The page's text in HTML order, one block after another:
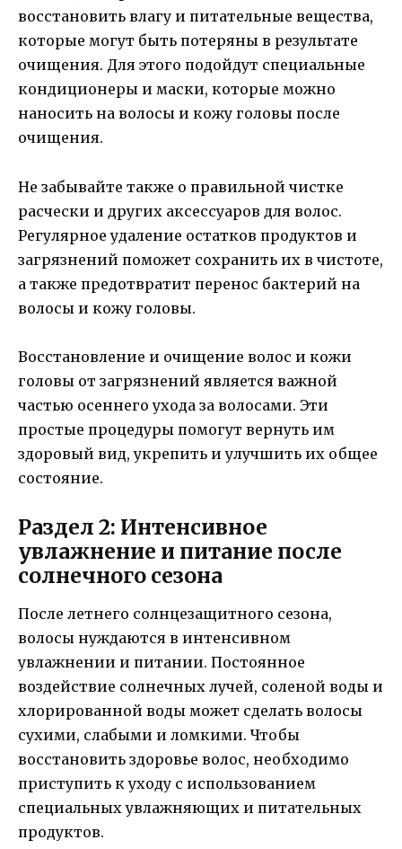
восстановить влагу и питательные вещества,
которые могут быть потеряны в результате
очищения. Для этого подойдут специальные
кондиционеры и маски, которые можно
наносить на волосы и кожу головы после
очищения.
Не забывайте также о правильной чистке
расчески и других аксессуаров для волос.
Регулярное удаление остатков продуктов и
загрязнений поможет сохранить их в чистоте,
а также предотвратит перенос бактерий на
волосы и кожу головы.
Восстановление и очищение волос и кожи
головы от загрязнений является важной
частью осеннего ухода за волосами. Эти
простые процедуры помогут вернуть им
здоровый вид, укрепить и улучшить их общее
состояние.
Раздел 2: Интенсивное
увлажнение и питание после
солнечного сезона
После летнего солнцезащитного сезона,
волосы нуждаются в интенсивном
увлажнении и питании. Постоянное
воздействие солнечных лучей, соленой воды и
хлорированной воды может сделать волосы
сухими, слабыми и ломкими. Чтобы
восстановить здоровье волос, необходимо
приступить к уходу с использованием
специальных увлажняющих и питательных
продуктов.